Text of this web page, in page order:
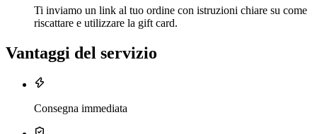
Ti inviamo un link al tuo ordine con istruzioni chiare su come
riscattare e utilizzare la gift card.
Vantaggi del servizio
Consegna immediata